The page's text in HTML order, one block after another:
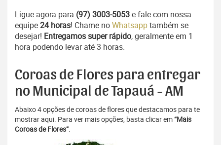
Ligue agora para (97) 3003-5053e fale com nossa
equipe24 horas! Chame noWhatsapptambém se
desejar! Entregamos super rápido, geralmente em 1
hora podendo levar até 3 horas.
Coroas de Flores para entregar
no Municipal de Tapauá - AM
Abaixo 4 opções de coroas de flores que destacamos para te
mostrar aqui. Para ver mais opções, basta clicar em“Mais
Coroas de Flores”.